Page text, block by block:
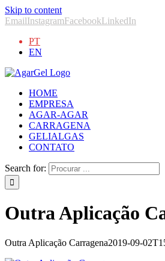
Skip to content
EmailInstagramFacebookLinkedIn
PT
EN
HOME
EMPRESA
AGAR-AGAR
CARRAGENA
GELIALGAS
CONTATO
Search for:
Outra Aplicação
Outra Aplicação Carragena2019-09-